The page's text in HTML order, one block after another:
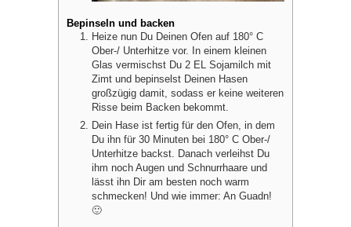
Bepinseln und backen
Heize nun Du Deinen Ofen auf 180° C
Ober-/ Unterhitze vor. In einem kleinen
Glas vermischst Du 2 EL Sojamilch mit
Zimt und bepinselst Deinen Hasen
großzügig damit, sodass er keine weiteren
Risse beim Backen bekommt.
Dein Hase ist fertig für den Ofen, in dem
Du ihn für 30 Minuten bei 180° C Ober-/
Unterhitze backst. Danach verleihst Du
ihm noch Augen und Schnurrhaare und
lässt ihn Dir am besten noch warm
schmecken! Und wie immer: An Guadn!
🙂